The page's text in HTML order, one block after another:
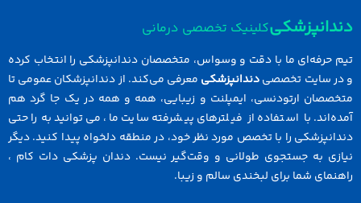
کلینیک تخصصی درمانی
حرفه‌ای ما با دقت و وسواس، متخصصان دندانپزشکی را انتخاب کرده
سایت تخصصیدندانپزشکیمعرفی می‌کند. از دندانپزشکان عمومی تا
ارتودنسی، ایمپلنت و زیبایی، همه و همه در یک جا گرد هم
با استفاده از فیلترهای پیشرفته سایت ما، می‌توانید به راحتی
را با تخصص مورد نظر خود، در منطقه دلخواه پیدا کنید. دیگر
به جستجوی طولانی و وقت‌گیر نیست. دندان پزشکی دات کام ،
شما برای لبخندی سالم و زیبا.